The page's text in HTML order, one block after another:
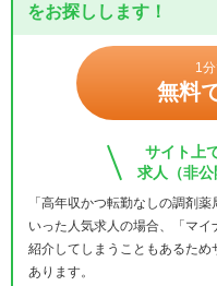
をお探しします！
1
無料
サイト上
求人（非
「高年収かつ転勤なしの調剤
いった人気求人の場合、「マ
紹介してしまうこともあるた
あります。